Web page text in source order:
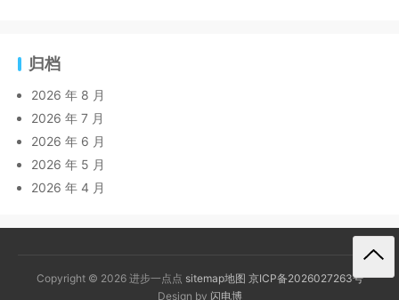
归档
2026 年 8 月
2026 年 7 月
2026 年 6 月
2026 年 5 月
2026 年 4 月
Copyright © 2026 进步一点点 sitemap地图 京ICP备2026027263号
Design by 闪电博